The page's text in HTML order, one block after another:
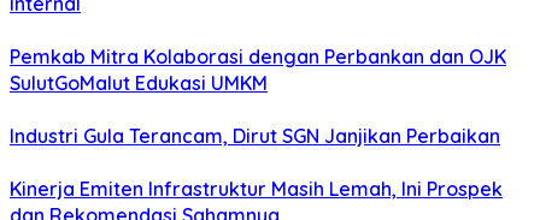
Pemkab Mitra Kolaborasi dengan Perbankan dan OJK
SulutGoMalut Edukasi UMKM
Industri Gula Terancam, Dirut SGN Janjikan Perbaikan
Kinerja Emiten Infrastruktur Masih Lemah, Ini Prospek